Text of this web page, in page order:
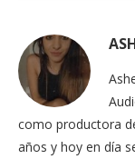
como productora
años y hoy en día